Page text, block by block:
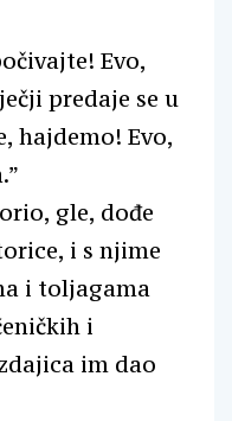
Evo,
predaje se u
hajdemo! Evo,
gle, dođe
i s njime
i toljagama
i
im dao